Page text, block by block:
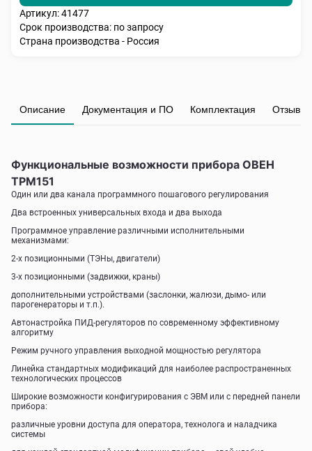
Артикул: 41477
Срок производства: по запросу
Страна производства - Россия
Описание Документация и ПО Комплектация Отзывы
Функциональные возможности прибора ОВЕН
ТРМ151
Один или два канала программного пошагового регулирования
Два встроенных универсальных входа и два выхода
Программное управление различными исполнительными
механизмами:
2-х позиционными (ТЭНы, двигатели)
3-х позиционными (задвижки, краны)
дополнительными устройствами (заслонки, жалюзи, дымо- или
парогенераторы и т.п.).
Автонастройка ПИД-регуляторов по современному эффективному
алгоритму
Режим ручного управления выходной мощностью регулятора
Линейка стандартных модификаций для наиболее распространенных
технологических процессов
Широкие возможности конфигурирования с ЭВМ или с передней панели
прибора:
различные уровни доступа для оператора, технолога и наладчика
системы